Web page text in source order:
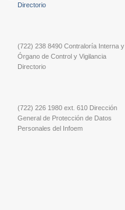
Directorio
(722) 238 8490 Contraloría Interna y
Órgano de Control y Vigilancia
Directorio
(722) 226 1980 ext. 610 Dirección
General de Protección de Datos
Personales del Infoem